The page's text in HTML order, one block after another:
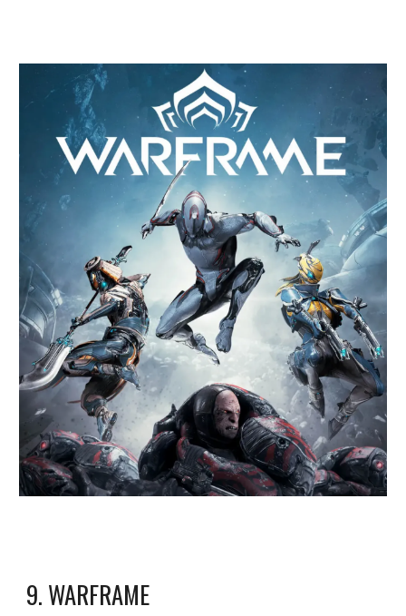
9. WARFRAME